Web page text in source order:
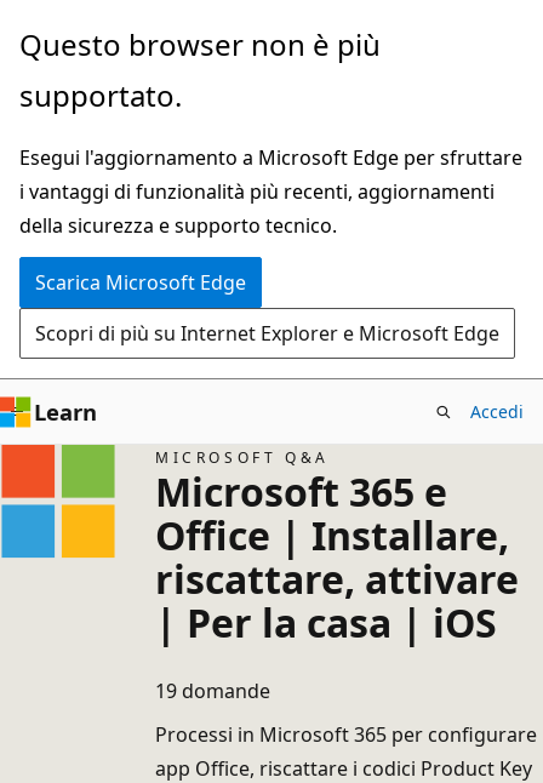
Ignora
passa
contenuto
principale
Questo browser non è più
supportato.
Esegui l'aggiornamento a Microsoft Edge per sfruttare
i vantaggi di funzionalità più recenti, aggiornamenti
della sicurezza e supporto tecnico.
Scarica Microsoft Edge
Scopri di più su Internet Explorer e Microsoft Edge
Learn Accedi
MICROSOFT Q&A
Microsoft 365 e
Office | Installare,
riscattare, attivare
| Per la casa | iOS
19 domande
Processi in Microsoft 365 per configurare
app Office, riscattare i codici Product Key